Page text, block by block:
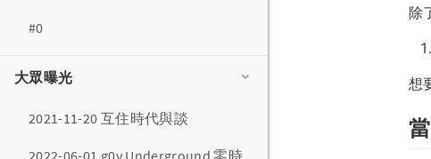
#0
大眾曝光
2021-11-20 互住時代與談
2022-06-01 g0v Underground 零時